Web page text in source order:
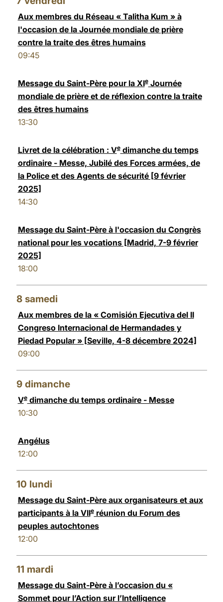
Aux membres du Réseau « Talitha Kum » à
l'occasion de la Journée mondiale de prière
contre la traite des êtres humains
09:45
Message du Saint-Père pour la XIeJournée
mondiale de prière et de réflexion contre la traite
des êtres humains
13:30
Livret de la célébration : Vedimanche du temps
ordinaire - Messe, Jubilé des Forces armées, de
la Police et des Agents de sécurité [9 février
2025]
14:30
Message du Saint-Père à l'occasion du Congrès
national pour les vocations [Madrid, 7-9 février
2025]
18:00
8 samedi
Aux membres de la « Comisión Ejecutiva del II
Congreso Internacional de Hermandades y
Piedad Popular » [Seville, 4-8 décembre 2024]
09:00
9 dimanche
Vedimanche du temps ordinaire - Messe
10:30
Angélus
12:00
10 lundi
Message du Saint-Père aux organisateurs et aux
participants à la VIIeréunion du Forum des
peuples autochtones
12:00
11 mardi
Message du Saint-Père à l’occasion du «
Sommet pour l’Action sur l’Intelligence